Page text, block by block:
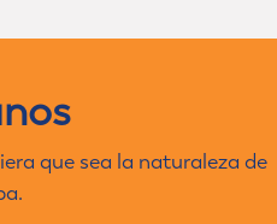
que sea la naturaleza de